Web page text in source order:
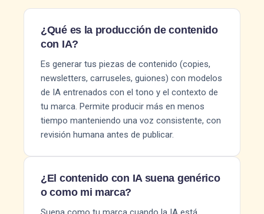
¿Qué es la producción de contenido
con IA?
Es generar tus piezas de contenido (copies,
newsletters, carruseles, guiones) con modelos
de IA entrenados con el tono y el contexto de
tu marca. Permite producir más en menos
tiempo manteniendo una voz consistente, con
revisión humana antes de publicar.
¿El contenido con IA suena genérico
o como mi marca?